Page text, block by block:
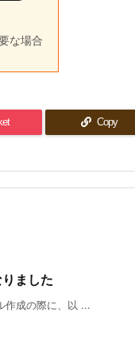
な場合
Copy
ました
作成の際に、以 ...